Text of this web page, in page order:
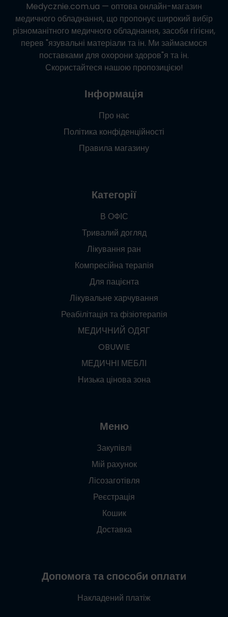
Medycznie.com.ua — оптова онлайн-магазин
медичного обладнання, що пропонує широкий вибір
різноманітного медичного обладнання, засоби гігієни,
перев "язувальні матеріали та ін. Ми займаємося
поставками для охорони здоров"я та ін.
Скористайтеся нашою пропозицією!
Інформація
Про нас
Політика конфіденційності
Правила магазину
Категорії
В ОФІС
Тривалий догляд
Лікування ран
Компресійна терапія
Для пацієнта
Лікувальне харчування
Реабілітація та фізіотерапія
МЕДИЧНИЙ ОДЯГ
OBUWIE
МЕДИЧНІ МЕБЛІ
Низька цінова зона
Меню
Закупівлі
Мій рахунок
Лісозаготівля
Реєстрація
Кошик
Доставка
Допомога та способи оплати
Накладений платіж